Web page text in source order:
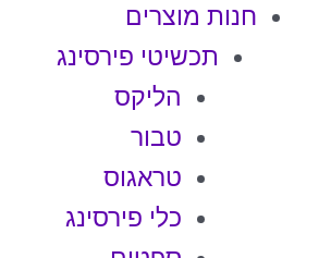
חנות מוצרים
תכשיטי פירסינג
הליקס
טבור
טראגוס
כלי פירסינג